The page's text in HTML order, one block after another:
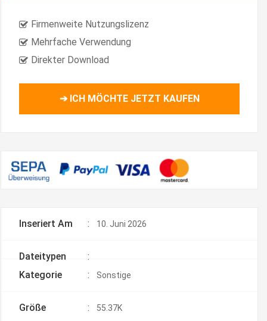
Firmenweite Nutzungslizenz
Mehrfache Verwendung
Direkter Download
➔ ICH MÖCHTE JETZT KAUFEN
Inseriert Am : 10. Juni 2026
Dateitypen
:
Kategorie
: Sonstige
Größe : 55.37K